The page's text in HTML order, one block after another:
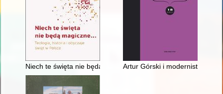
Niech te święta nie będą magiczne... : teologia, historia i
Artur Górski i modernistyczny